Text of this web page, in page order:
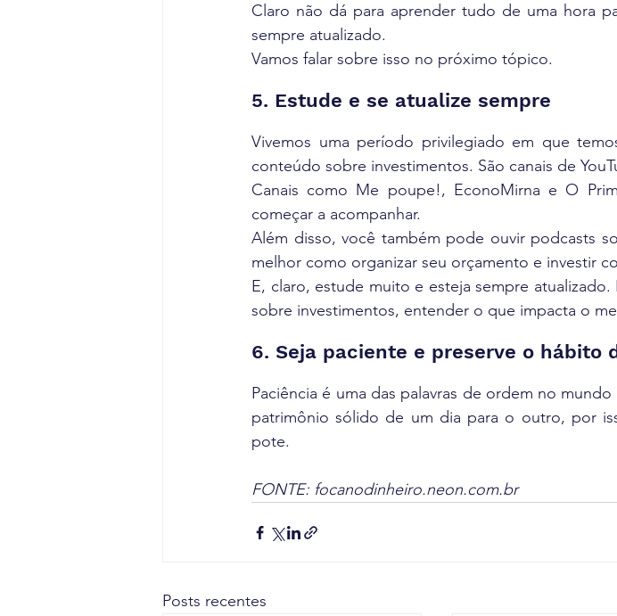
Claro não dá para aprender tudo de uma hora
sempre atualizado.
Vamos falar sobre isso no próximo tópico.
5. Estude e se atualize sempre
Vivemos uma período privilegiado em que
conteúdo sobre investimentos. São canais de
Canais como Me poupe!, EconoMirna e O
começar a acompanhar.
Além disso, você também pode ouvir podcasts
melhor como organizar seu orçamento e investir
E, claro, estude muito e esteja sempre
sobre investimentos, entender o que impacta o
6. Seja paciente e preserve o hábito
Paciência é uma das palavras de ordem no
patrimônio sólido de um dia para o outro, por
pote.
FONTE: focanodinheiro.neon.com.br
Posts recentes